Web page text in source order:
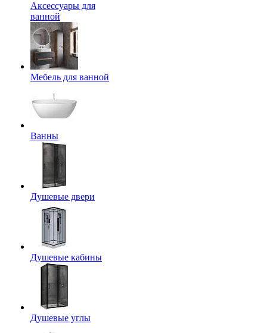
Аксессуары для
ванной
Мебель для ванной
Ванны
Душевые двери
Душевые кабины
Душевые углы